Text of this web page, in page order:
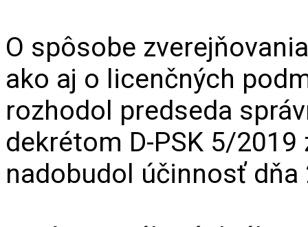
O spôsobe
ako aj o licenčných
rozhodol predseda
dekrétom D-PSK 5/
nadobudol účinnosť dňa